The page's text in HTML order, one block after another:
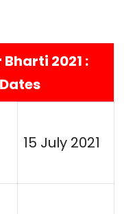
2021 :
15 July 2021